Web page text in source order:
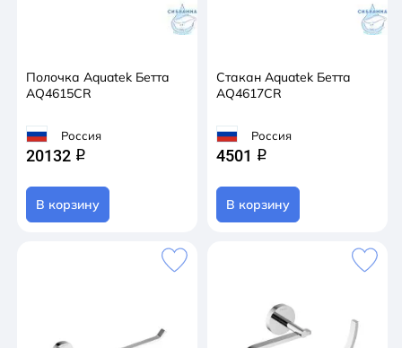
Полочка Aquatek Бетта
AQ4615CR
Россия
20132 q
В корзину
Стакан Aquatek Бетта
AQ4617CR
Россия
4501 q
В корзину